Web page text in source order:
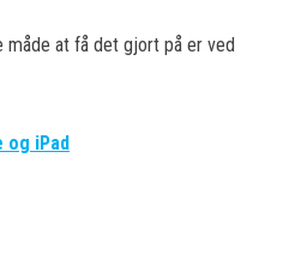
måde at få det gjort på er ved
og iPad